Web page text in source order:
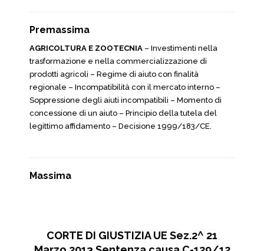
Premassima
AGRICOLTURA E ZOOTECNIA – Investimenti nella
trasformazione e nella commercializzazione di
prodotti agricoli – Regime di aiuto con finalità
regionale – Incompatibilità con il mercato interno –
Soppressione degli aiuti incompatibili – Momento di
concessione di un aiuto – Principio della tutela del
legittimo affidamento – Decisione 1999/183/CE.
Massima
CORTE DI GIUSTIZIA UE Sez.2^ 21